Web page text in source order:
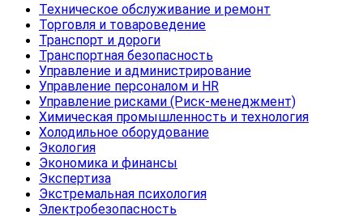
Техническое обслуживание и ремонт
Торговля и товароведение
Транспорт и дороги
Транспортная безопасность
Управление и администрирование
Управление персоналом и HR
Управление рисками (Риск-менеджмент)
Химическая промышленность и технология
Холодильное оборудование
Экология
Экономика и финансы
Экспертиза
Экстремальная психология
Электробезопасность